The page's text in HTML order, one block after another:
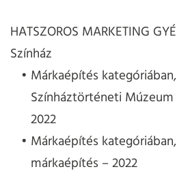
HATSZOROS MARKETING
Színház
Márkaépítés
Színháztörténeti
2022
Márkaépítés
márkaépítés – 2022